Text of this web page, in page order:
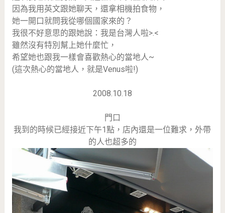
因為我用英文跟她聊天，還拿相機拍食物，
她一開口就問我從哪個國家來的？
我很不好意思的跟她說：我是台灣人啦>.<
雖然沒有特別幫上她什麼忙，
希望她也跟我一樣會喜歡熱心的當地人~
(這次熱心的當地人，就是Venus啦!)
2008.10.18
門口
我到的時候已經接近下午1點，店內還是一位難求，外帶
的人也超多的